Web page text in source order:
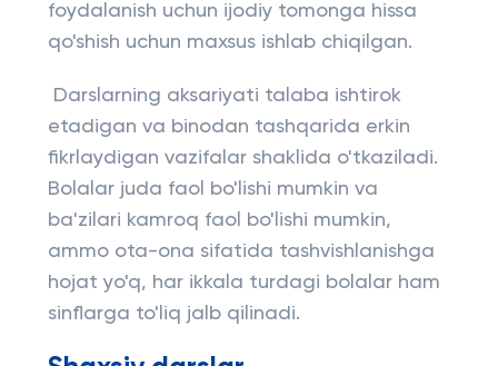
foydalanish uchun ijodiy tomonga hissa
qo'shish uchun maxsus ishlab chiqilgan.
Darslarning aksariyati talaba ishtirok
etadigan va binodan tashqarida erkin
fikrlaydigan vazifalar shaklida o'tkaziladi.
Bolalar juda faol bo'lishi mumkin va
ba'zilari kamroq faol bo'lishi mumkin,
ammo ota-ona sifatida tashvishlanishga
hojat yo'q, har ikkala turdagi bolalar ham
sinflarga to'liq jalb qilinadi.